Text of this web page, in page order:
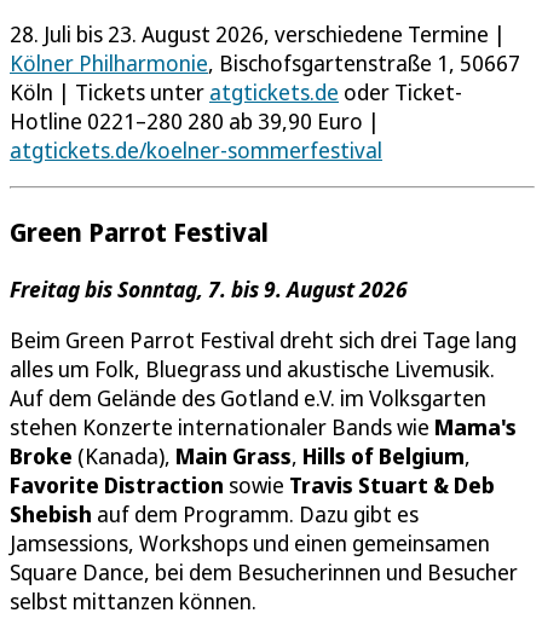
28. Juli bis 23. August 2026, verschiedene Termine |
Kölner Philharmonie, Bischofsgartenstraße 1, 50667
Köln | Tickets unter atgtickets.de oder Ticket-
Hotline 0221–280 280 ab 39,90 Euro |
atgtickets.de/koelner-sommerfestival
Green Parrot Festival
Freitag bis Sonntag, 7. bis 9. August 2026
Beim Green Parrot Festival dreht sich drei Tage lang
alles um Folk, Bluegrass und akustische Livemusik.
Auf dem Gelände des Gotland e.V. im Volksgarten
stehen Konzerte internationaler Bands wie Mama's
Broke (Kanada), Main Grass, Hills of Belgium,
Favorite Distraction sowie Travis Stuart & Deb
Shebish auf dem Programm. Dazu gibt es
Jamsessions, Workshops und einen gemeinsamen
Square Dance, bei dem Besucherinnen und Besucher
selbst mittanzen können.